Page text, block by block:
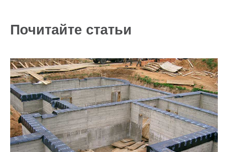
Почитайте статьи